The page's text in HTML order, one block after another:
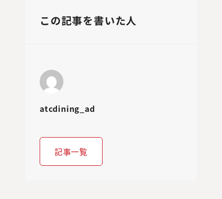
この記事を書いた人
atcdining_ad
記事一覧